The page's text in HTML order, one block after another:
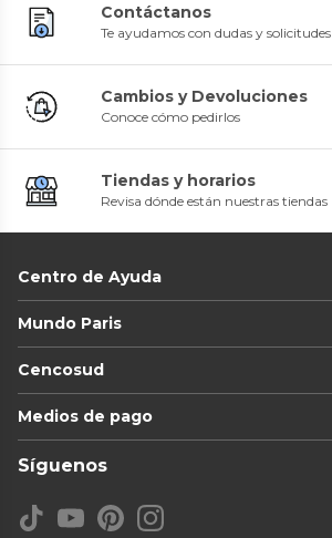
Contáctanos
Te ayudamos con dudas y solicitudes
Cambios y Devoluciones
Conoce cómo pedirlos
Tiendas y horarios
Revisa dónde están nuestras tiendas
Centro de Ayuda
Mundo Paris
Cencosud
Medios de pago
Síguenos